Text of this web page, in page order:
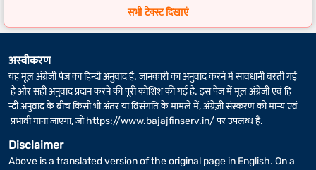
के लिए वास्तविक रिटर्न कुछ अलग-अलग हो सकता है, अगर फिक्स्ड
सभी टेक्स्ट दिखाएं
अस्वीकरण
यह मूल अंग्रेज़ी पेज का हिन्दी अनुवाद है. जानकारी का अनुवाद करने में सावधानी बरती गई
है और सही अनुवाद प्रदान करने की पूरी कोशिश की गई है. इस पेज में मूल अंग्रेज़ी एवं हि
न्दी अनुवाद के बीच किसी भी अंतर या विसंगति के मामले में, अंग्रेज़ी संस्करण को मान्य एवं
प्रभावी माना जाएगा, जोhttps://www.bajajfinserv.in/पर उपलब्ध है.
Disclaimer
Above is a translated version of the original page in English. On a